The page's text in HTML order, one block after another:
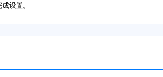
设置。